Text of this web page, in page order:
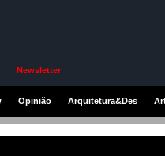
Newsletter
Opinião Arquitetura&Des